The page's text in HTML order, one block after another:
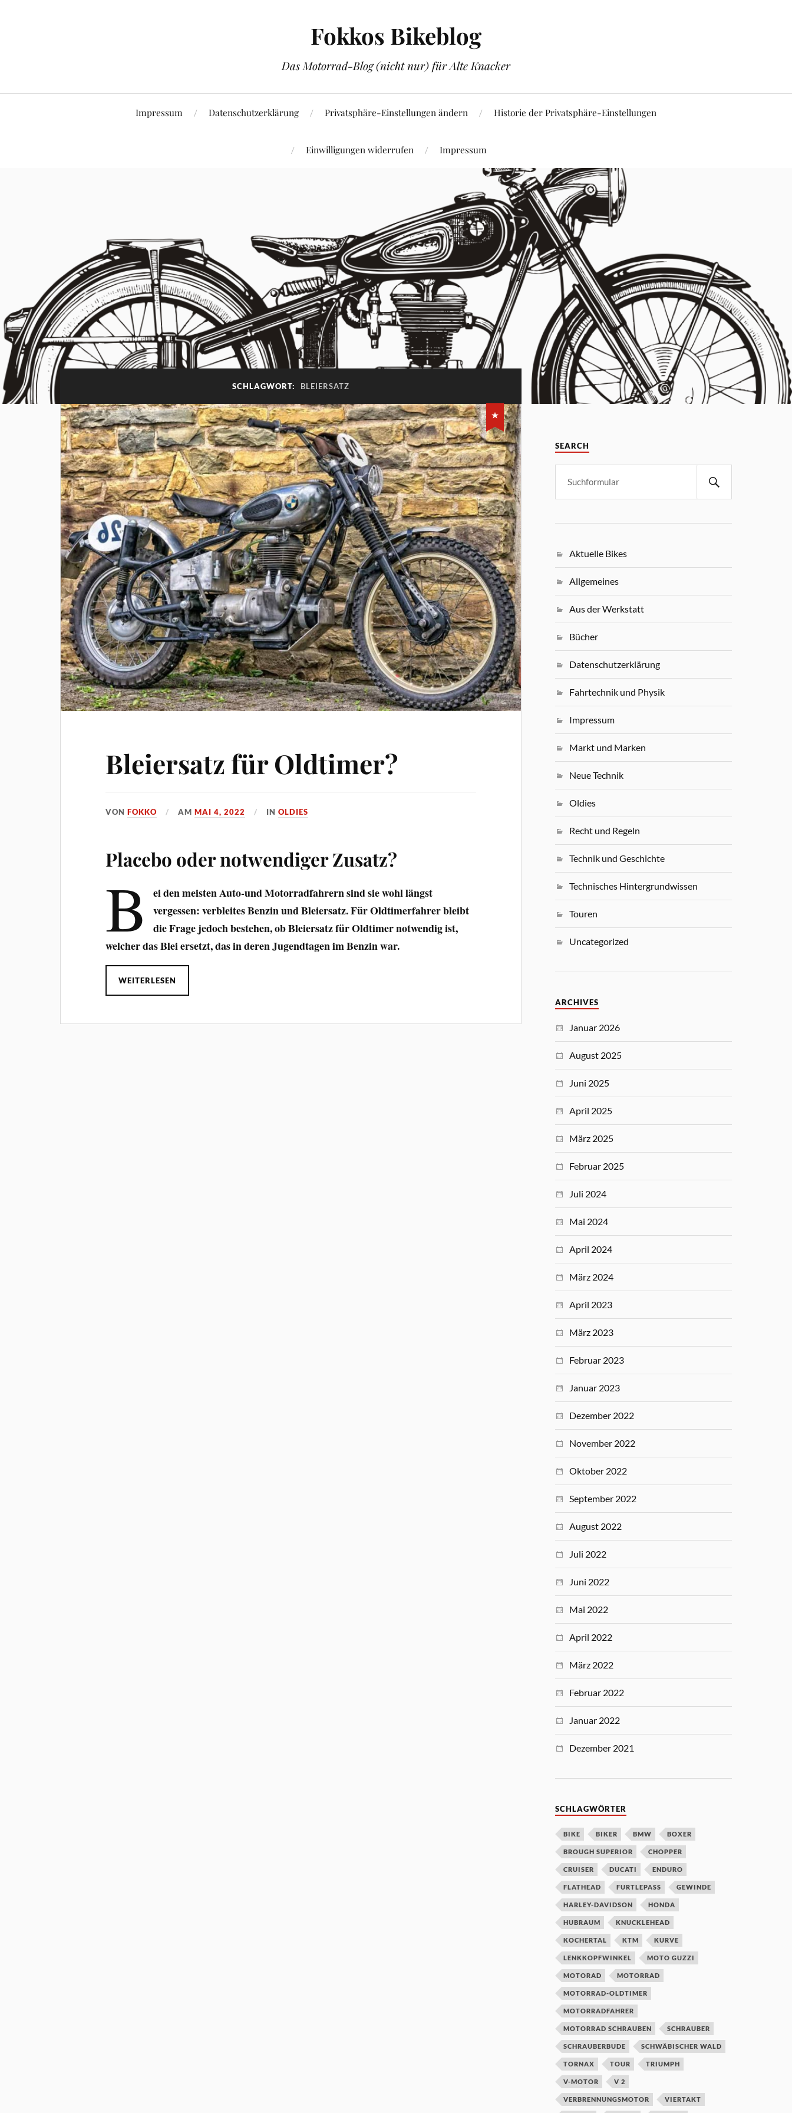
Fokkos Bikeblog
Das Motorrad-Blog (nicht nur) für Alte Knacker
Impressum Datenschutzerklärung Privatsphäre-Einstellungen ändern Historie der Privatsphäre-Einstellungen
Einwilligungen widerrufen Impressum
SCHLAGWORT: BLEIERSATZ
Bleiersatz für Oldtimer?
VONFOKKO AMMAI 4, 2022 INOLDIES
Placebo oder notwendiger Zusatz?
B
ei den meisten Auto-und Motorradfahrern sind sie wohl längst
vergessen: verbleites Benzin und Bleiersatz. Für Oldtimerfahrer bleibt
die Frage jedoch bestehen, ob Bleiersatz für Oldtimer notwendig ist,
welcher das Blei ersetzt, das in deren Jugendtagen im Benzin war.
WEITERLESEN
SEARCH
Aktuelle Bikes
Allgemeines
Aus der Werkstatt
Bücher
Datenschutzerklärung
Fahrtechnik und Physik
Impressum
Markt und Marken
Neue Technik
Oldies
Recht und Regeln
Technik und Geschichte
Technisches Hintergrundwissen
Touren
Uncategorized
ARCHIVES
Januar 2026
August 2025
Juni 2025
April 2025
März 2025
Februar 2025
Juli 2024
Mai 2024
April 2024
März 2024
April 2023
März 2023
Februar 2023
Januar 2023
Dezember 2022
November 2022
Oktober 2022
September 2022
August 2022
Juli 2022
Juni 2022
Mai 2022
April 2022
März 2022
Februar 2022
Januar 2022
Dezember 2021
SCHLAGWÖRTER
BIKE BIKER BMW BOXER
BROUGH SUPERIOR CHOPPER
CRUISER DUCATI ENDURO
FLATHEAD FURTLEPASS GEWINDE
HARLEY-DAVIDSON HONDA
HUBRAUM KNUCKLEHEAD
KOCHERTAL KTM KURVE
LENKKOPFWINKEL MOTO GUZZI
MOTORAD MOTORRAD
MOTORRAD-OLDTIMER
MOTORRADFAHRER
MOTORRAD SCHRAUBEN SCHRAUBER
SCHRAUBERBUDE SCHWÄBISCHER WALD
TORNAX TOUR TRIUMPH
V-MOTOR V 2
VERBRENNUNGSMOTOR VIERTAKT